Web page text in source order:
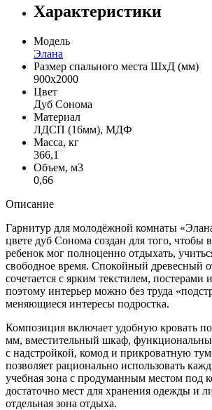
Характеристики
Модель
Элана
Размер спального места ШхД (мм)
900х2000
Цвет
Дуб Сонома
Материал
ЛДСП (16мм), МДФ
Масса, кг
366,1
Объем, м3
0,66
Описание
Гарнитур для молодёжной комнаты
цвете дуб Сонома создан для того, чтобы
ребенок мог полноценно отдыхать,
свободное время. Спокойный древесный
сочетается с ярким текстилем,
поэтому интерьер можно без труда
меняющиеся интересы подростка.
Композиция включает удобную кровать
мм, вместительный шкаф,
с надстройкой, комод и прикроватную
позволяет рационально использовать
учебная зона с продуманным местом под
достаточно мест для хранения одежды и
отдельная зона отдыха.